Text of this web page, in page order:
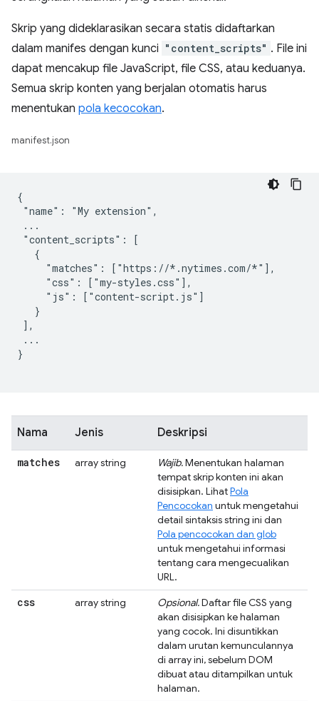
Skrip yang dideklarasikan secara statis didaftarkan
dalam manifes dengan kunci "content_scripts" . File ini
dapat mencakup file JavaScript, file CSS, atau keduanya.
Semua skrip konten yang berjalan otomatis harus
menentukan pola kecocokan.
manifest.json
{
"name": "My extension",
...
"content_scripts": [
   {
     "matches": ["https://*.nytimes.com/*"],
     "css": ["my-styles.css"],
     "js": ["content-script.js"]
   }
],
...
}
Nama Jenis Deskripsi
matches array string Wajib.Menentukan halaman
tempat skrip konten ini akan
disisipkan. LihatPola
Pencocokan untuk mengetahui
detail sintaksis string ini dan
Pola pencocokan dan glob
untuk mengetahui informasi
tentang cara mengecualikan
URL.
css array string Opsional.Daftar file CSS yang
akan disisipkan ke halaman
yang cocok. Ini disuntikkan
dalam urutan kemunculannya
di array ini, sebelum DOM
dibuat atau ditampilkan untuk
halaman.